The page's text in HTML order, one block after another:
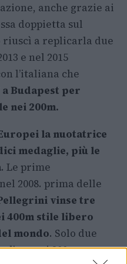
anche grazie ai
doppietta sul
a replicarla due
e nel 2015
l’italiana che
Budapest per
nei 200m.
la nuotatrice
medaglie, più le
. Le prime
2008. prima delle
vinse tre
400m stile libero
mondo. Solo due
nei 200m, sua